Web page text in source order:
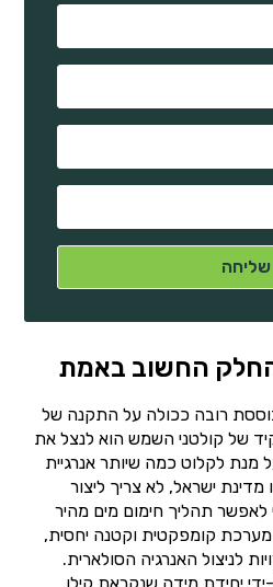
החשוב באמת
רובה ככולה על התקנה של
של קולטני השמש הוא לנצל את
לקלוט כמה שיותר אנרגיית
ישראל, לא צריך ליצור
לאפשר תהליך חימום מים מהיר
מערכת קומפקטית וקטנה יחסית,
לניצול האנרגיה הסולארית.